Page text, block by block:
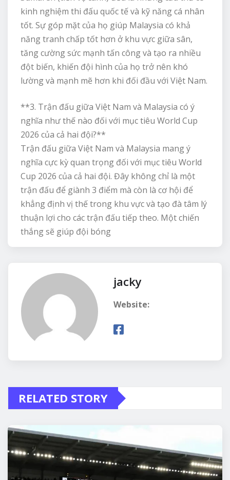
kinh nghiệm thi đấu quốc tế và kỹ năng cá nhân
tốt. Sự góp mặt của họ giúp Malaysia có khả
năng tranh chấp tốt hơn ở khu vực giữa sân,
tăng cường sức mạnh tấn công và tạo ra nhiều
đột biến, khiến đội hình của họ trở nên khó
lường và mạnh mẽ hơn khi đối đầu với Việt Nam.
**3. Trận đấu giữa Việt Nam và Malaysia có ý
nghĩa như thế nào đối với mục tiêu World Cup
2026 của cả hai đội?**
Trận đấu giữa Việt Nam và Malaysia mang ý
nghĩa cực kỳ quan trọng đối với mục tiêu World
Cup 2026 của cả hai đội. Đây không chỉ là một
trận đấu để giành 3 điểm mà còn là cơ hội để
khẳng định vị thế trong khu vực và tạo đà tâm lý
thuận lợi cho các trận đấu tiếp theo. Một chiến
thắng sẽ giúp đội bóng
jacky
Website:
RELATED STORY